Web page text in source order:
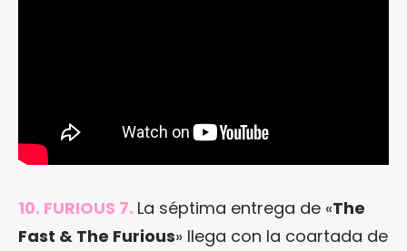
10. FURIOUS 7. La séptima entrega de «The
Fast & The Furious» llega con la coartada de